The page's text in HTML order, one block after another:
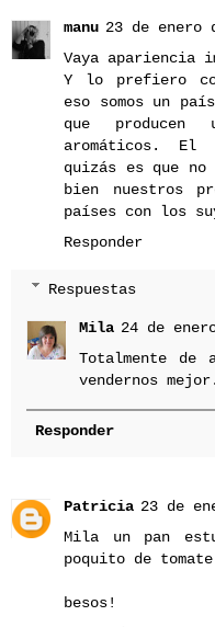
manu 23 de enero
Vaya apariencia
Y lo prefiero
eso somos un
que
aromáticos. El
quizás es que no
bien nuestros
países con los
Responder
Respuestas
Mila 24 de
Totalmente de
vendernos mejor.
Responder
Patricia 23 de
Mila un pan
poquito de
besos!